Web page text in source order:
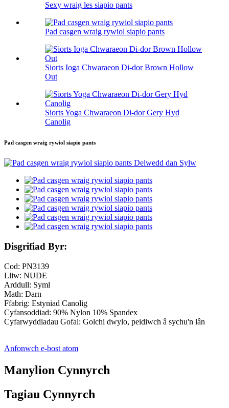
Sexy wraig les siapio pants
Pad casgen wraig rywiol siapio pants
Siorts Ioga Chwaraeon Di-dor Brown Hollow
Out
Siorts Yoga Chwaraeon Di-dor Gery Hyd
Canolig
Pad casgen wraig rywiol siapio pants
Disgrifiad Byr:
Cod: PN3139
Lliw: NUDE
Arddull: Syml
Math: Darn
Ffabrig: Estyniad Canolig
Cyfansoddiad: 90% Nylon 10% Spandex
Cyfarwyddiadau Gofal: Golchi dwylo, peidiwch â sychu'n lân
Anfonwch e-bost atom
Manylion Cynnyrch
Tagiau Cynnyrch